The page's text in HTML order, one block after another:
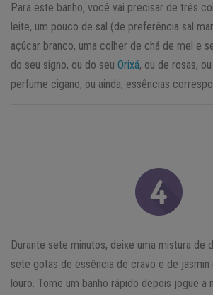
Para este banho, você vai precisar de três
leite, um pouco de sal (de preferência sal
açúcar branco, uma colher de chá de mel e
do seu signo, ou do seu Orixá, ou de rosas,
perfume cigano, ou ainda, essências
Durante sete minutos, deixe uma mistura de
sete gotas de essência de cravo e de
louro. Tome um banho rápido depois jogue a